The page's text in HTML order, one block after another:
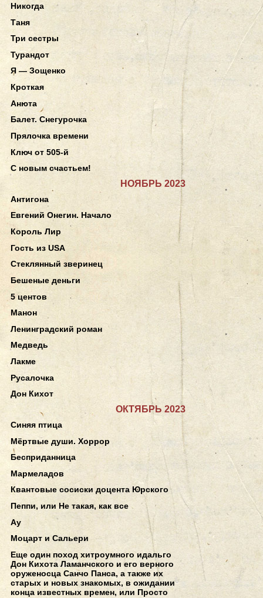
Никогда
Таня
Три сестры
Турандот
Я — Зощенко
Кроткая
Анюта
Балет. Снегурочка
Прялочка времени
Ключ от 505-й
С новым счастьем!
НОЯБРЬ 2023
Антигона
Евгений Онегин. Начало
Король Лир
Гость из USA
Стеклянный зверинец
Бешеные деньги
5 центов
Манон
Ленинградский роман
Медведь
Лакме
Русалочка
Дон Кихот
ОКТЯБРЬ 2023
Синяя птица
Мёртвые души. Хоррор
Бесприданница
Мармеладов
Квантовые сосиски доцента Юрского
Пеппи, или Не такая, как все
Ау
Моцарт и Сальери
Еще один поход хитроумного идальго
Дон Кихота Ламанчского и его верного
оруженосца Санчо Панса, а также их
старых и новых знакомых, в ожидании
конца известных времен, или Просто